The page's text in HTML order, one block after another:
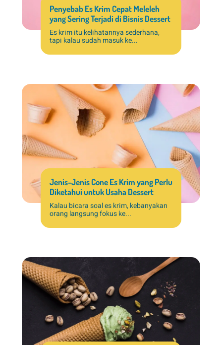
Penyebab Es Krim Cepat Meleleh
yang Sering Terjadi di Bisnis Dessert
Es krim itu kelihatannya sederhana,
tapi kalau sudah masuk ke...
Jenis-Jenis Cone Es Krim yang Perlu
Diketahui untuk Usaha Dessert
Kalau bicara soal es krim, kebanyakan
orang langsung fokus ke...